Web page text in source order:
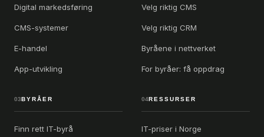
Digital markedsføring
CMS-systemer
E-handel
App-utvikling
Velg riktig CMS
Velg riktig CRM
Byråene i nettverket
For byråer: få oppdrag
03 BYRÅER
Finn rett IT-byrå
04RESSURSER
IT-priser i Norge